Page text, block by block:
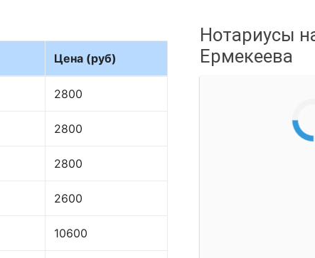
Цена (руб)
2800
2800
2800
2600
10600
Нотариусы
Ермекеева